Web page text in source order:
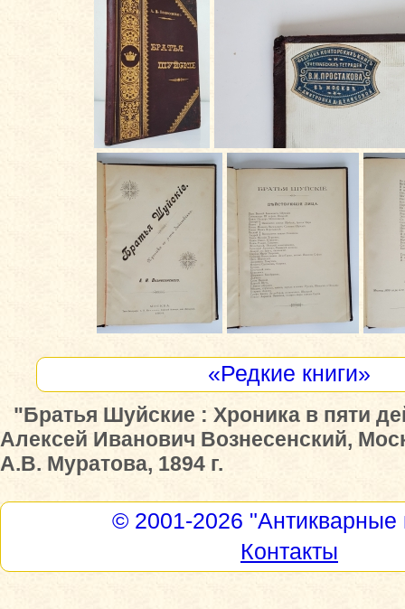
«Редкие книги»
"Братья Шуйские : Хроника в пяти
Алексей Иванович Вознесенский,
А.В. Муратова, 1894 г.
© 2001-2026 "Антикварные
Контакты